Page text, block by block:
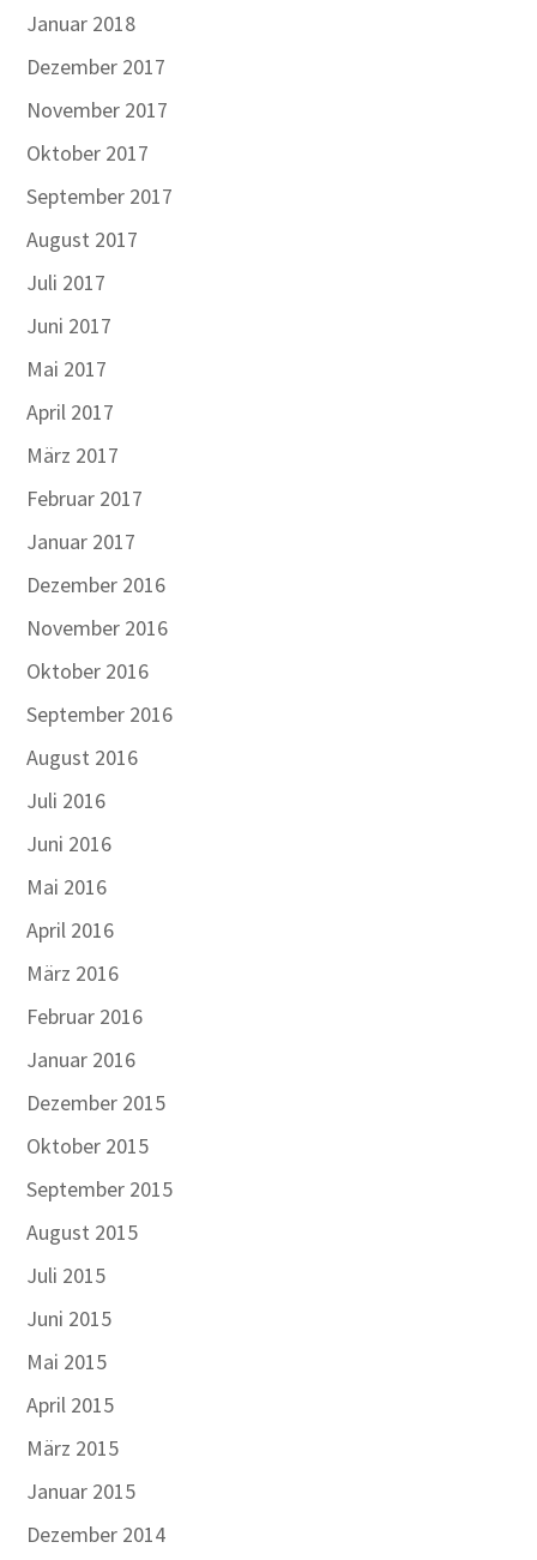
Januar 2018
Dezember 2017
November 2017
Oktober 2017
September 2017
August 2017
Juli 2017
Juni 2017
Mai 2017
April 2017
März 2017
Februar 2017
Januar 2017
Dezember 2016
November 2016
Oktober 2016
September 2016
August 2016
Juli 2016
Juni 2016
Mai 2016
April 2016
März 2016
Februar 2016
Januar 2016
Dezember 2015
Oktober 2015
September 2015
August 2015
Juli 2015
Juni 2015
Mai 2015
April 2015
März 2015
Januar 2015
Dezember 2014